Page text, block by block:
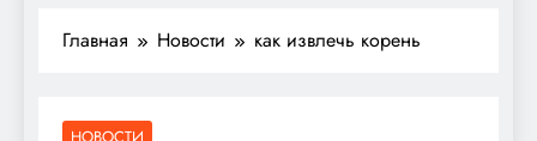
Главная Новости как извлечь корень